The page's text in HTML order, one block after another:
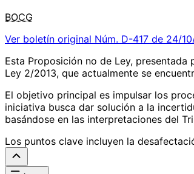
BOCG
Ver boletín original Núm. D-417 de 24/
Esta Proposición no de Ley,
Ley 2/2013, que actualmente se
El objetivo principal es impulsar los
iniciativa busca dar solución a la
basándose en las interpretaciones del
Los puntos clave incluyen la